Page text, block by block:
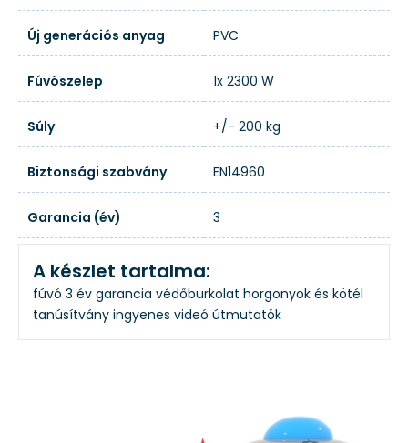
Új generációs anyag PVC
Fúvószelep 1x 2300 W
Súly +/- 200 kg
Biztonsági szabvány EN14960
Garancia (év) 3
A készlet tartalma:
fúvó 3 év garancia védőburkolat horgonyok és kötél
tanúsítvány ingyenes videó útmutatók